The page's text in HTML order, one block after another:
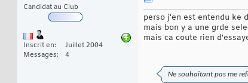
Candidat au Club
Inscrit en
Juillet 2004
Messages
4
perso j'en est entendu ke
mais bon y a une grde
mais ca coute rien
Ne souhaitant pas me